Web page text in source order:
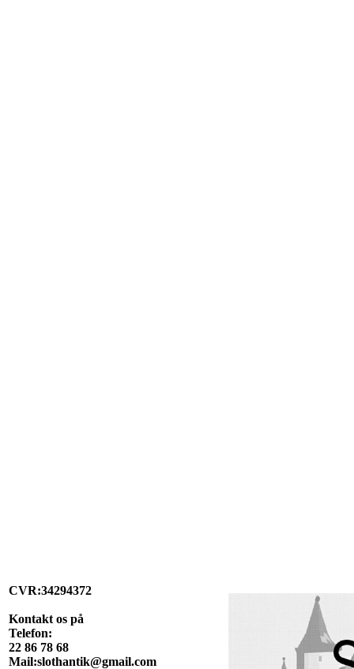
CVR:34294372
Kontakt os på
Telefon:
22 86 78 68
Mail:slothantik@gmail.com